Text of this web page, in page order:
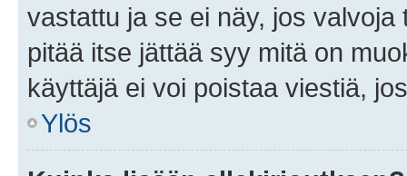
vastattu ja se ei näy, jos
pitää itse jättää syy mitä on
käyttäjä ei voi poistaa viestiä,
Ylös